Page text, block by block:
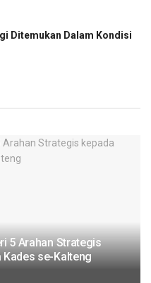
Ditemukan Dalam Kondisi
5 Arahan Strategis
Kades se-Kalteng